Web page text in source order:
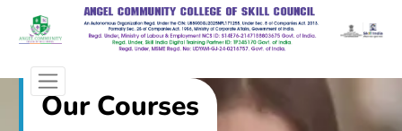
Our Courses